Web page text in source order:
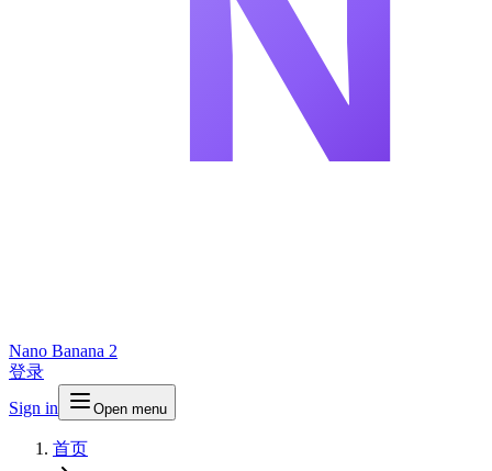
Nano Banana 2
登录
Sign in
Open menu
首页